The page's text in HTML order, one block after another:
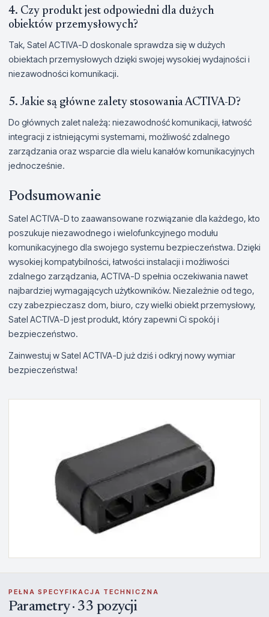
4. Czy produkt jest odpowiedni dla dużych
obiektów przemysłowych?
Tak, Satel ACTIVA-D doskonale sprawdza się w dużych
obiektach przemysłowych dzięki swojej wysokiej wydajności i
niezawodności komunikacji.
5. Jakie są główne zalety stosowania ACTIVA-D?
Do głównych zalet należą: niezawodność komunikacji, łatwość
integracji z istniejącymi systemami, możliwość zdalnego
zarządzania oraz wsparcie dla wielu kanałów komunikacyjnych
jednocześnie.
Podsumowanie
Satel ACTIVA-D to zaawansowane rozwiązanie dla każdego, kto
poszukuje niezawodnego i wielofunkcyjnego modułu
komunikacyjnego dla swojego systemu bezpieczeństwa. Dzięki
wysokiej kompatybilności, łatwości instalacji i możliwości
zdalnego zarządzania, ACTIVA-D spełnia oczekiwania nawet
najbardziej wymagających użytkowników. Niezależnie od tego,
czy zabezpieczasz dom, biuro, czy wielki obiekt przemysłowy,
Satel ACTIVA-D jest produkt, który zapewni Ci spokój i
bezpieczeństwo.
Zainwestuj w Satel ACTIVA-D już dziś i odkryj nowy wymiar
bezpieczeństwa!
PEŁNA SPECYFIKACJA TECHNICZNA
Parametry · 33 pozycji